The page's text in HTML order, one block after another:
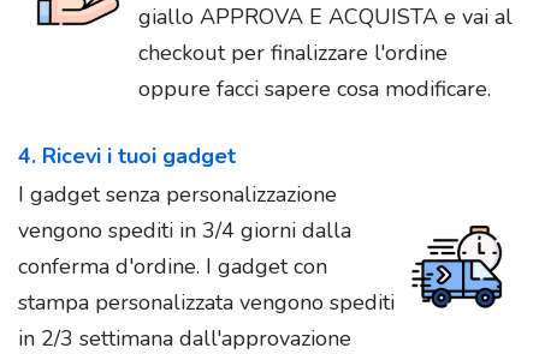
giallo APPROVA E ACQUISTA e vai al
checkout per finalizzare l'ordine
oppure facci sapere cosa modificare.
4. Ricevi i tuoi gadget
I gadget senza personalizzazione
vengono spediti in 3/4 giorni dalla
conferma d'ordine. I gadget con
stampa personalizzata vengono spediti
in 2/3 settimana dall'approvazione